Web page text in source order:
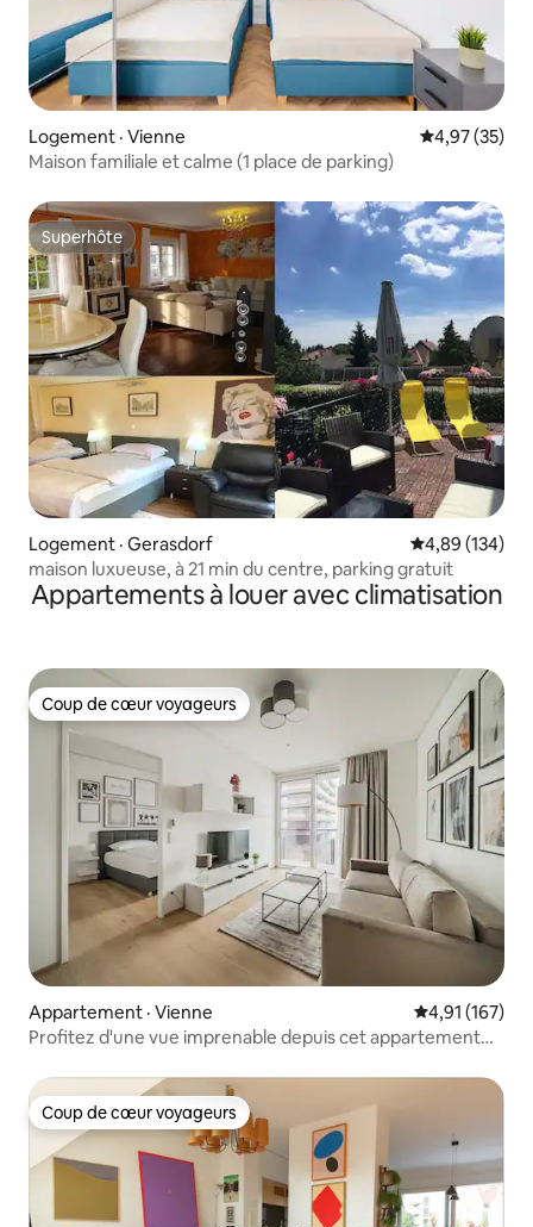
Logement · Vienne Note
4,97 (35)
Maison familiale et calme (1 place de parking)
Superhôte
Superhôte
Logement · Gerasdorf Note
4,89 (134)
maison luxueuse, à 21 min du centre, parking gratuit
Appartements à louer avec climatisation
Coup de cœur voyageurs
Coup de cœur voyageurs
Appartement · Vienne Note
4,91 (167)
Profitez d'une vue imprenable depuis cet appartement
Coup de cœur voyageurs
Coup de cœur voyageurs